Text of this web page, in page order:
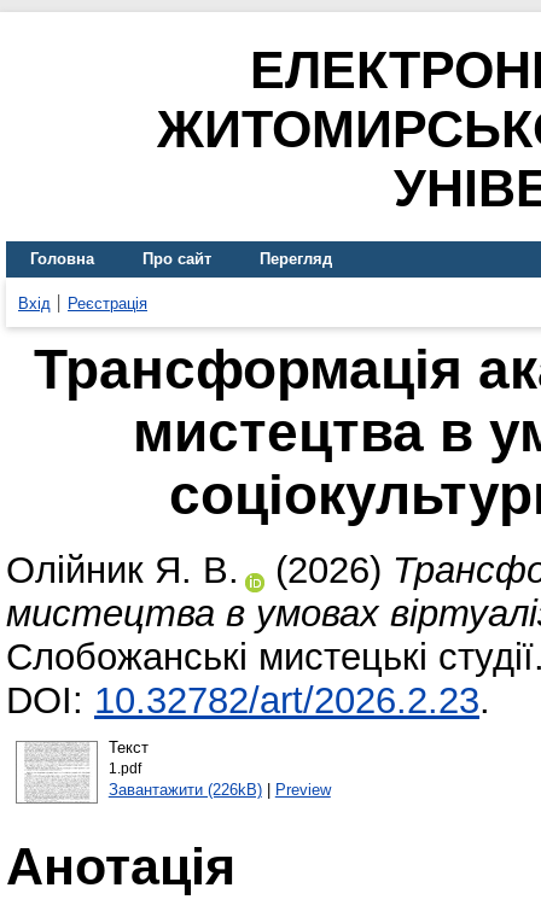
Головна Про сайт Перегляд
Вхід Реєстрація
Трансформація
мистецтва в
Олійник Я. В. (2026)
мистецтва в умовах
Слобожанські мистецькі
DOI: 10.32782/art/2026.2.23.
Текст
1.pdf
Завантажити (226kB)| Preview
Анотація